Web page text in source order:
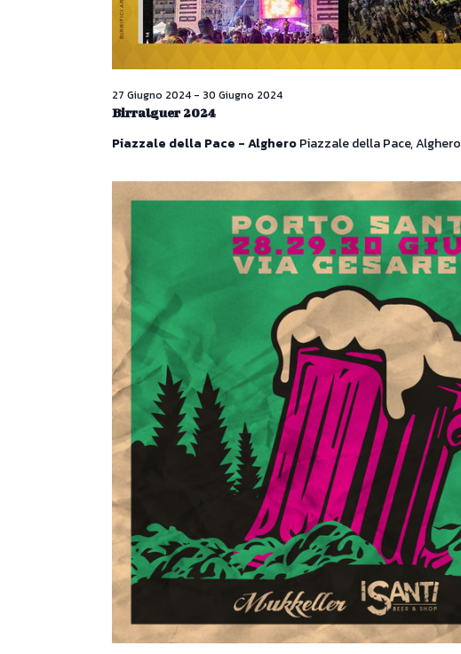
Birralguer 2024
27 Giugno 2024- 30 Giugno 2024
Piazzale della Pace - AlgheroPiazzale della Pace, Alghero